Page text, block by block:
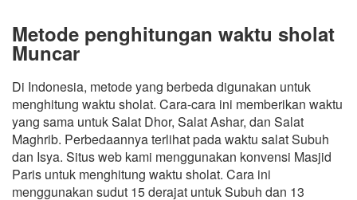
Metode penghitungan waktu sholat
Muncar
Di Indonesia, metode yang berbeda digunakan untuk
menghitung waktu sholat. Cara-cara ini memberikan waktu
yang sama untuk Salat Dhor, Salat Ashar, dan Salat
Maghrib. Perbedaannya terlihat pada waktu salat Subuh
dan Isya. Situs web kami menggunakan konvensi Masjid
Paris untuk menghitung waktu sholat. Cara ini
menggunakan sudut 15 derajat untuk Subuh dan 13